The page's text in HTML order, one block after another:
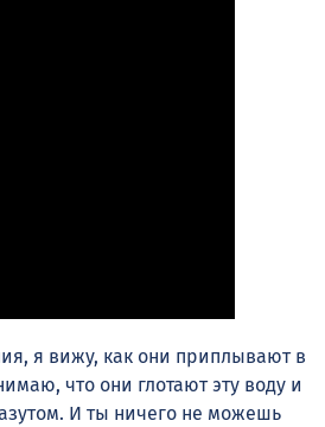
я вижу, как они приплывают в
что они глотают эту воду и
И ты ничего не можешь